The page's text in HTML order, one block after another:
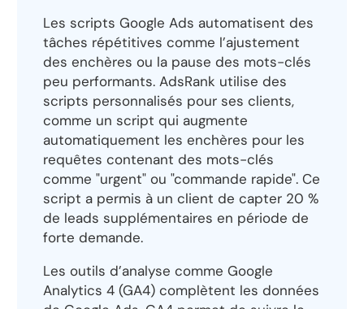
Les scripts Google Ads automatisent des
tâches répétitives comme l’ajustement
des enchères ou la pause des mots-clés
peu performants. AdsRank utilise des
scripts personnalisés pour ses clients,
comme un script qui augmente
automatiquement les enchères pour les
requêtes contenant des mots-clés
comme "urgent" ou "commande rapide". Ce
script a permis à un client de capter 20 %
de leads supplémentaires en période de
forte demande.
Les outils d’analyse comme Google
Analytics 4 (GA4) complètent les données